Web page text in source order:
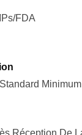
FDA